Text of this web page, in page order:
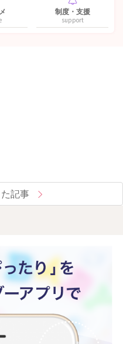
制度・支援
support
記事